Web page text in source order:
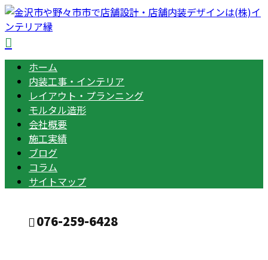
ホーム
内装工事・インテリア
レイアウト・プランニング
モルタル造形
会社概要
施工実績
ブログ
コラム
サイトマップ
076-259-6428